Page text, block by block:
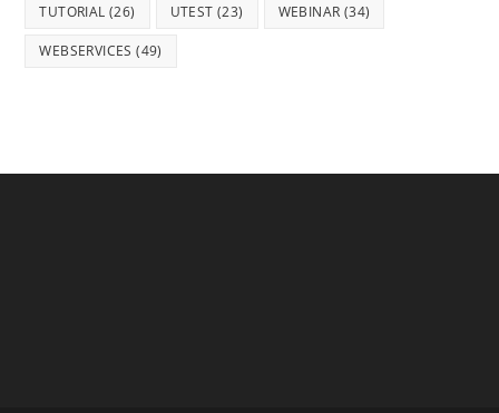
TUTORIAL (26) UTEST (23) WEBINAR (34)
WEBSERVICES (49)